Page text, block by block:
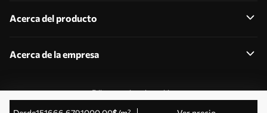
Acerca del producto
Acerca de la empresa
Editar permisos de cookies
© 2011-2026 Uwalls . Todos los derechos reservados.